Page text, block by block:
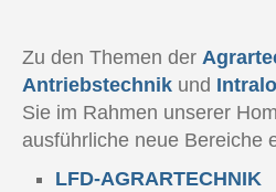
Zu den Themen der
Antriebstechnik und
Sie im Rahmen unserer
ausführliche neue Bereiche
LFD-AGRARTECHNIK